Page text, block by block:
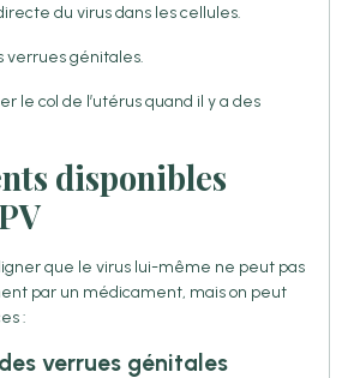
du virus dans les cellules.
verrues génitales.
le col de l’utérus quand il y a des
disponibles
que le virus lui-même ne peut pas
par un médicament, mais on peut
:
verrues génitales